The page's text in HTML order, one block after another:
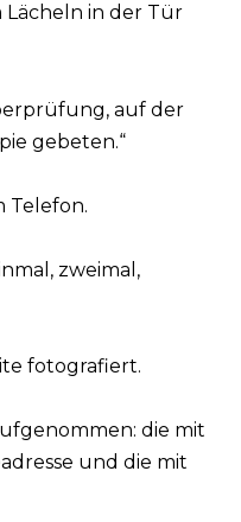
Lächeln in der Tür
auf der
gebeten.“
Telefon.
zweimal,
fotografiert.
die mit
und die mit